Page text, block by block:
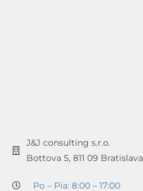
J&J consulting s.r.o.
Bottova 5, 811 09 Bratislava
Po – Pia: 8:00 – 17:00